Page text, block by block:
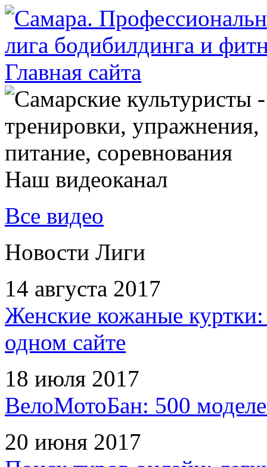
Наш видеоканал
Все видео
Новости Лиги
14 августа 2017
Женские кожаные
одном сайте
18 июля 2017
ВелоМотоБан: 500
20 июня 2017